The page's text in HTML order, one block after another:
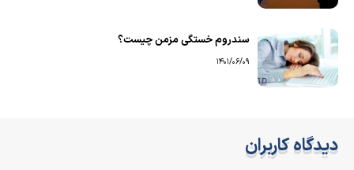
سندروم خستگی مزمن چیست؟
1401/06/09
دیدگاه کاربران